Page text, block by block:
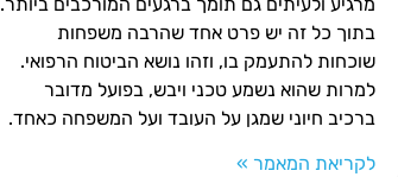
מרגיע ולעיתים גם תומך ברגעים המורכבים ביותר.
בתוך כל זה יש פרט אחד שהרבה משפחות
שוכחות להתעמק בו, וזהו נושא הביטוח הרפואי.
למרות שהוא נשמע טכני ויבש, בפועל מדובר
ברכיב חיוני שמגן על העובד ועל המשפחה כאחד.
לקריאת המאמר »